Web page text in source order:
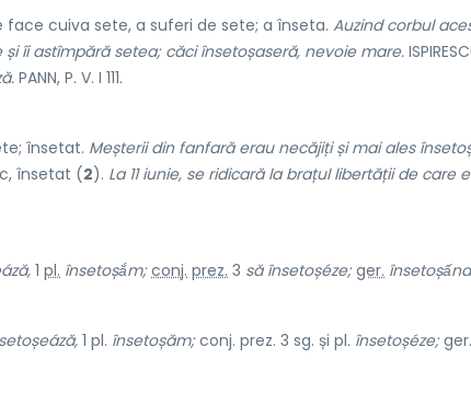
face cuiva sete, a suferi de sete; a înseta. Auzind corbul
îi astîmpără setea; căci însetoșaseră, nevoie mare.
PANN, P. V. I 111.
însetat. Meșterii din fanfară erau necăjiți și mai ales
însetat (2). La 11 iunie, se ridicară la brațul libertății de care
1 pl. însetoșắm; conj. prez. 3 să însetoșéze; ger. însetoșấnd
1 pl. însetoșăm;conj. prez. 3 sg. și pl. însetoșéze;ger.